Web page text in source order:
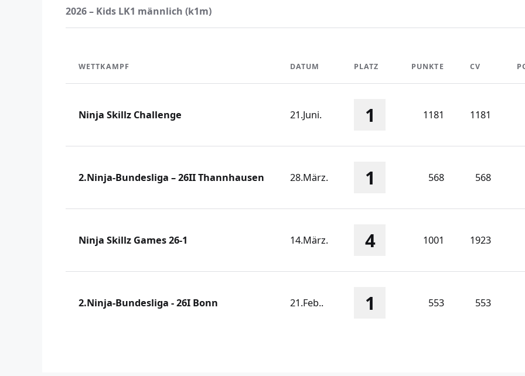
2026 – Kids LK1 männlich (k1m)
WETTKAMPF DATUM PLATZ PUNKTE CV
Ninja Skillz Challenge 21.Juni. 1 1181 1181
2.Ninja-Bundesliga – 26II Thannhausen 28.März. 1 568 568
Ninja Skillz Games 26-1 14.März. 4 1001 1923
2.Ninja-Bundesliga - 26I Bonn 21.Feb.. 1 553 553